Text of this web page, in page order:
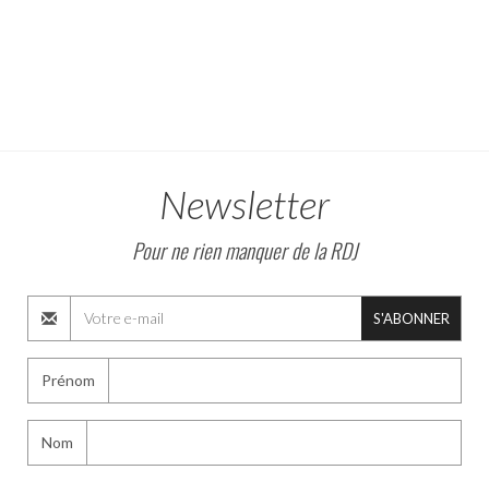
Newsletter
Pour ne rien manquer de la RDJ
S'ABONNER
Prénom
Nom